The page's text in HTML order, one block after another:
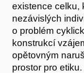
existence celku,
nezávislých
o problém
konstrukcí
opětovným
prostor pro